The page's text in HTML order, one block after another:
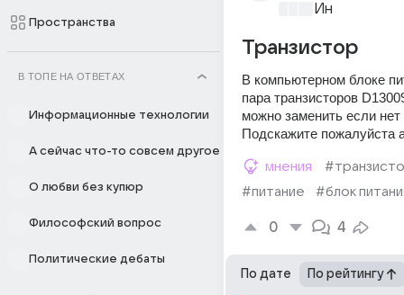
Пространства
В ТОПЕ НА ОТВЕТАХ
Информационные технологии
А сейчас что-то совсем другое
О любви без купюр
Философский вопрос
Политические дебаты
Транзистор
В компьютерном блоке
пара транзисторов
можно заменить если нет
Подскажите пожалуйста
мнения
#питание
#блок
0 4
По дате По рейтингу